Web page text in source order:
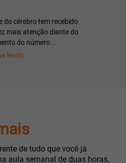
do cérebro tem recebido
mais atenção diante do
do número...
lendo
de tudo que você já
aula semanal de duas horas,